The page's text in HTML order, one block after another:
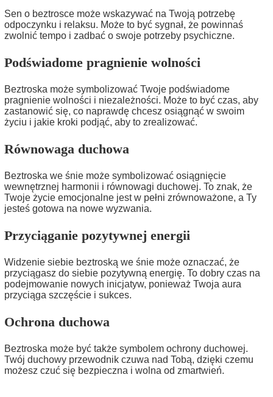
Sen o beztrosce może wskazywać na Twoją potrzebę
odpoczynku i relaksu. Może to być sygnał, że powinnaś
zwolnić tempo i zadbać o swoje potrzeby psychiczne.
Podświadome pragnienie wolności
Beztroska może symbolizować Twoje podświadome
pragnienie wolności i niezależności. Może to być czas, aby
zastanowić się, co naprawdę chcesz osiągnąć w swoim
życiu i jakie kroki podjąć, aby to zrealizować.
Równowaga duchowa
Beztroska we śnie może symbolizować osiągnięcie
wewnętrznej harmonii i równowagi duchowej. To znak, że
Twoje życie emocjonalne jest w pełni zrównoważone, a Ty
jesteś gotowa na nowe wyzwania.
Przyciąganie pozytywnej energii
Widzenie siebie beztroską we śnie może oznaczać, że
przyciągasz do siebie pozytywną energię. To dobry czas na
podejmowanie nowych inicjatyw, ponieważ Twoja aura
przyciąga szczęście i sukces.
Ochrona duchowa
Beztroska może być także symbolem ochrony duchowej.
Twój duchowy przewodnik czuwa nad Tobą, dzięki czemu
możesz czuć się bezpieczna i wolna od zmartwień.